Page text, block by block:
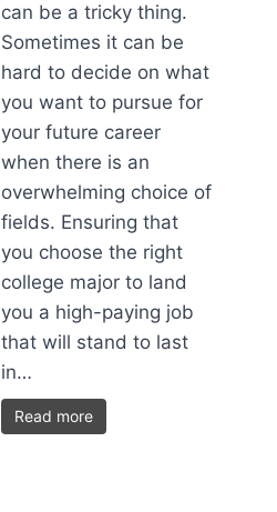
can be a tricky thing.
Sometimes it can be
hard to decide on what
you want to pursue for
your future career
when there is an
overwhelming choice of
fields. Ensuring that
you choose the right
college major to land
you a high-paying job
that will stand to last
in…
Read more